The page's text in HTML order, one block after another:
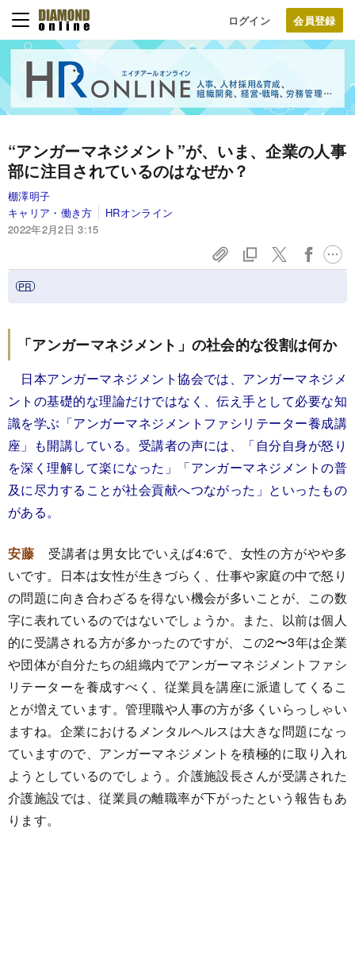
ログイン
“アンガーマネジメント”が、いま、企業の人事
部に注目されているのはなぜか？
棚澤明子
キャリア・働き方
HRオンライン
2022年2月2日 3:15
「アンガーマネジメント」の社会的な役割は何か
日本アンガーマネジメント協会では、アンガーマネジメ
ントの基礎的な理論だけではなく、伝え手として必要な知
識を学ぶ「アンガーマネジメントファシリテーター養成講
座」も開講している。受講者の声には、「自分自身が怒り
を深く理解して楽になった」「アンガーマネジメントの普
及に尽力することが社会貢献へつながった」といったもの
がある。
安藤 受講者は男女比でいえば4:6で、女性の方がやや多
いです。日本は女性が生きづらく、仕事や家庭の中で怒り
の問題に向き合わざるを得ない機会が多いことが、この数
字に表れているのではないでしょうか。また、以前は個人
的に受講される方が多かったのですが、この2〜3年は企業
や団体が自分たちの組織内でアンガーマネジメントファシ
リテーターを養成すべく、従業員を講座に派遣してくるこ
とが増えています。管理職や人事の方が多くいらっしゃい
ますね。企業におけるメンタルヘルスは大きな問題になっ
ていますので、アンガーマネジメントを積極的に取り入れ
ようとしているのでしょう。介護施設長さんが受講された
介護施設では、従業員の離職率が下がったという報告もあ
ります。